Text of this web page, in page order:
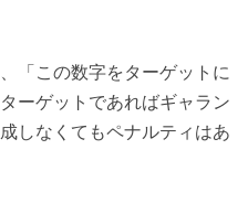
「この数字をターゲットに
ーゲットであればギャラン
しなくてもペナルティはあ